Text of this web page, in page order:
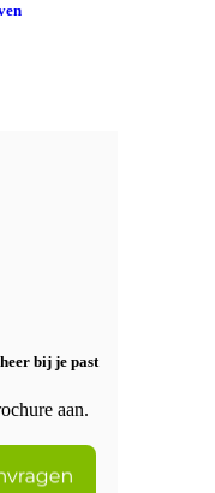
bij je past
aan.